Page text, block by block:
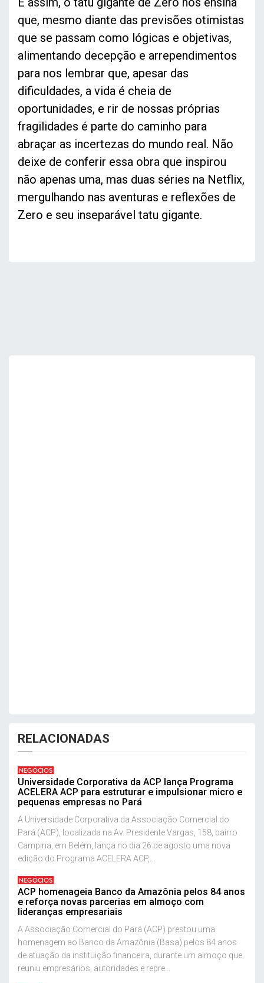
que, mesmo diante das previsões otimistas
que se passam como lógicas e objetivas,
alimentando decepção e arrependimentos
para nos lembrar que, apesar das
dificuldades, a vida é cheia de
oportunidades, e rir de nossas próprias
fragilidades é parte do caminho para
abraçar as incertezas do mundo real. Não
deixe de conferir essa obra que inspirou
não apenas uma, mas duas séries na Netflix,
mergulhando nas aventuras e reflexões de
Zero e seu inseparável tatu gigante.
RELACIONADAS
NEGÓCIOS
Universidade Corporativa da ACP lança Programa
ACELERA ACP para estruturar e impulsionar micro e
pequenas empresas no Pará
A Universidade Corporativa da Associação Comercial do
Pará (ACP), localizada na Av. Presidente Vargas, 158, bairro
Campina, em Belém, lança no dia 26 de agosto uma nova
edição do Programa ACELERA ACP,...
NEGÓCIOS
ACP homenageia Banco da Amazônia pelos 84 anos
e reforça novas parcerias em almoço com
lideranças empresariais
A Associação Comercial do Pará (ACP) prestou uma
homenagem ao Banco da Amazônia (Basa) pelos 84 anos
de atuação da instituição financeira, durante um almoço que
reuniu empresários, autoridades e repre...